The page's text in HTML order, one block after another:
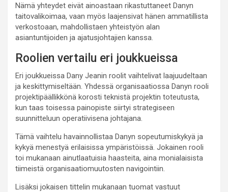
Nämä yhteydet eivät ainoastaan rikastuttaneet Danyn
taitovalikoimaa, vaan myös laajensivat hänen ammatillista
verkostoaan, mahdollistaen yhteistyön alan
asiantuntijoiden ja ajatusjohtajien kanssa.
Roolien vertailu eri joukkueissa
Eri joukkueissa Dany Jeanin roolit vaihtelivat laajuudeltaan
ja keskittymiseltään. Yhdessä organisaatiossa Danyn rooli
projektipäällikkönä korosti teknistä projektin toteutusta,
kun taas toisessa painopiste siirtyi strategiseen
suunnitteluun operatiivisena johtajana.
Tämä vaihtelu havainnollistaa Danyn sopeutumiskykyä ja
kykyä menestyä erilaisissa ympäristöissä. Jokainen rooli
toi mukanaan ainutlaatuisia haasteita, aina monialaisista
tiimeistä organisaatiomuutosten navigointiin.
Lisäksi jokaisen tittelin mukanaan tuomat vastuut